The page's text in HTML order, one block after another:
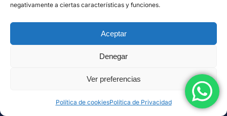
negativamente a ciertas características y funciones.
Aceptar
Denegar
Ver preferencias
Política de cookiesPolítica de Privacidad
Contacto